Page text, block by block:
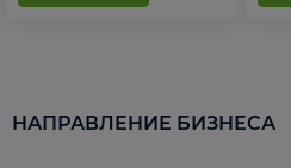
НАПРАВЛЕНИЕ БИЗНЕСА